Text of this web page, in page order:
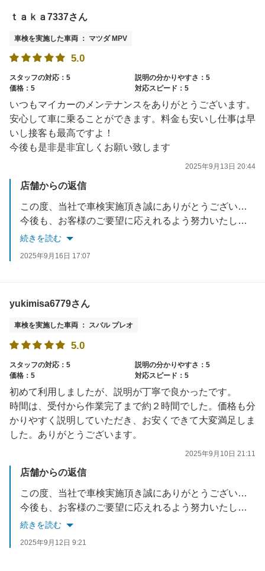
ｔａｋａ7337さん
車検を実施した車両 ： マツダ MPV
5.0
スタッフの対応：5
説明の分かりやすさ：5
価格：5
対応スピード：5
いつもマイカーのメンテナンスをありがとうございます。
安心して車に乗ることができます。料金も安いし仕事は早
いし接客も最高ですよ！
今後も是非是非宜しくお願い致します
2025年9月13日 20:44
店舗からの返信
この度、当社で車検実施頂き誠にありがとうございました。
今後も、お客様のご要望に応えれるよう努力いたします。
お車でお困りごとがあれば、いつでもご相談ください。
続きを読む
2025年9月16日 17:07
yukimisa6779さん
車検を実施した車両 ： スバル プレオ
5.0
スタッフの対応：5
説明の分かりやすさ：5
価格：5
対応スピード：5
初めて利用しましたが、説明が丁寧で良かったです。
時間は、受付から作業完了まで約２時間でした。価格も分
かりやすく説明していただき、お安くできて大変満足しま
した。ありがとうございます。
2025年9月10日 21:11
店舗からの返信
この度、当社で車検実施頂き誠にありがとうございました。
今後も、お客様のご要望に応えれるよう努力いたします。
お車でお困りごとがあれば、いつでもご相談ください。
続きを読む
2025年9月12日 9:21